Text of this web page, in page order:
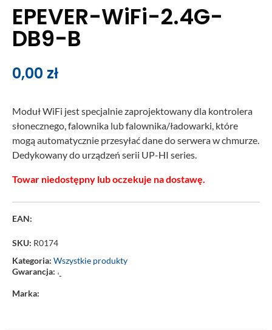
EPEVER-WiFi-2.4G-
DB9-B
0,00 zł
Moduł WiFi jest specjalnie zaprojektowany dla kontrolera
słonecznego, falownika lub falownika/ładowarki, które
mogą automatycznie przesyłać dane do serwera w chmurze.
Dedykowany do urządzeń serii UP-HI series.
Towar niedostępny lub oczekuje na dostawę.
EAN:
SKU: R0174
Kategoria: Wszystkie produkty
Gwarancja: ‘-
Marka: